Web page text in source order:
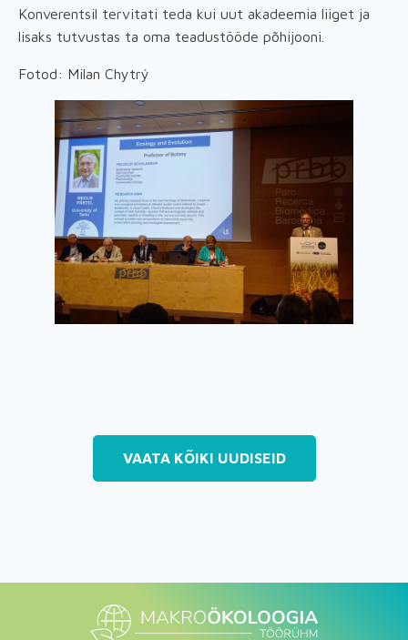
Konverentsil tervitati teda kui uut akadeemia liiget ja
lisaks tutvustas ta oma teadustööde põhijooni.
Fotod: Milan Chytrý
VAATA KÕIKI UUDISEID